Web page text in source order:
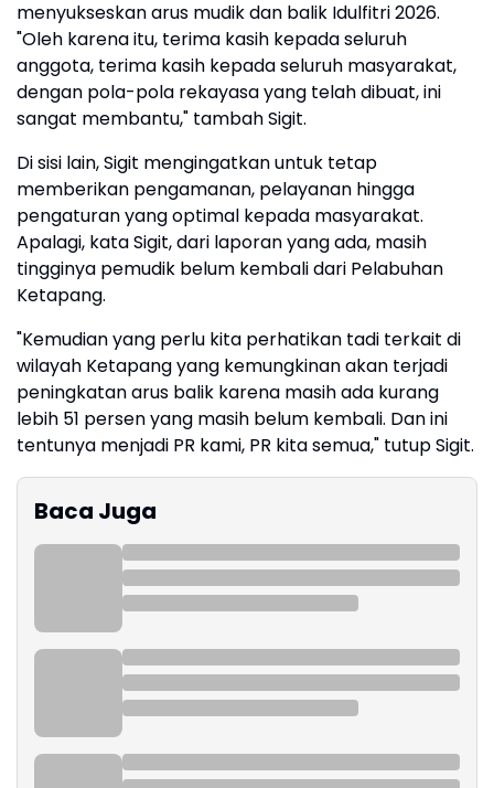
menyukseskan arus mudik dan balik Idulfitri 2026.
"Oleh karena itu, terima kasih kepada seluruh
anggota, terima kasih kepada seluruh masyarakat,
dengan pola-pola rekayasa yang telah dibuat, ini
sangat membantu," tambah Sigit.
Di sisi lain, Sigit mengingatkan untuk tetap
memberikan pengamanan, pelayanan hingga
pengaturan yang optimal kepada masyarakat.
Apalagi, kata Sigit, dari laporan yang ada, masih
tingginya pemudik belum kembali dari Pelabuhan
Ketapang.
"Kemudian yang perlu kita perhatikan tadi terkait di
wilayah Ketapang yang kemungkinan akan terjadi
peningkatan arus balik karena masih ada kurang
lebih 51 persen yang masih belum kembali. Dan ini
tentunya menjadi PR kami, PR kita semua," tutup Sigit.
Baca Juga